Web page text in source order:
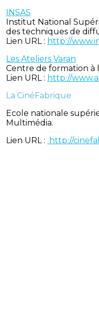
INSAS
Institut National
des techniques de
Lien URL : http://
Les Ateliers Varan
Centre de formation à
Lien URL : http://
La CinéFabrique
Ecole nationale
Multimédia.
Lien URL :
http://